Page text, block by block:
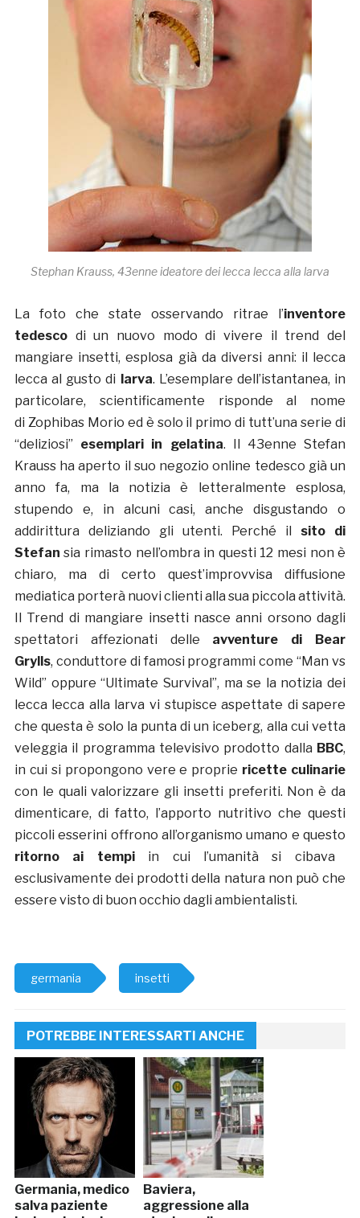
Stephan Krauss, 43enne ideatore dei lecca lecca alla larva
La foto che state osservando ritrae l’inventore
tedescodi un nuovo modo di vivere il trend del
mangiare insetti, esplosa già da diversi anni: il lecca
lecca al gusto di larva. L’esemplare dell’istantanea, in
particolare, scientificamente risponde al nome
di Zophibas Morio ed è solo il primo di tutt’una serie di
“deliziosi” esemplari in gelatina. Il 43enne Stefan
Krauss ha aperto il suo negozio online tedesco già un
anno fa, ma la notizia è letteralmente esplosa,
stupendo e, in alcuni casi, anche disgustando o
addirittura deliziando gli utenti. Perché il sito di
Stefan sia rimasto nell’ombra in questi 12 mesi non è
chiaro, ma di certo quest’improvvisa diffusione
mediatica porterà nuovi clienti alla sua piccola attività.
Il Trend di mangiare insetti nasce anni orsono dagli
spettatori affezionati delle avventure di Bear
Grylls, conduttore di famosi programmi come “Man vs
Wild” oppure “Ultimate Survival”, ma se la notizia dei
lecca lecca alla larva vi stupisce aspettate di sapere
che questa è solo la punta di un iceberg, alla cui vetta
veleggia il programma televisivo prodotto dalla BBC,
in cui si propongono vere e proprie ricette culinarie
con le quali valorizzare gli insetti preferiti. Non è da
dimenticare, di fatto, l’apporto nutritivo che questi
piccoli esserini offrono all’organismo umano e questo
ritorno ai tempiin cui l’umanità si cibava
esclusivamente dei prodotti della natura non può che
essere visto di buon occhio dagli ambientalisti.
germania insetti
POTREBBE INTERESSARTI ANCHE
Germania, medico
salva paziente
Baviera,
aggressione alla